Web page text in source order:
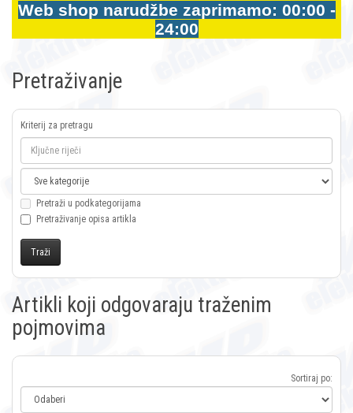
Web shop narudžbe zaprimamo: 00:00 -
24:00
Pretraživanje
Kriterij za pretragu
Pretraži u podkategorijama
Pretraživanje opisa artikla
Artikli koji odgovaraju traženim
pojmovima
Sortiraj po: